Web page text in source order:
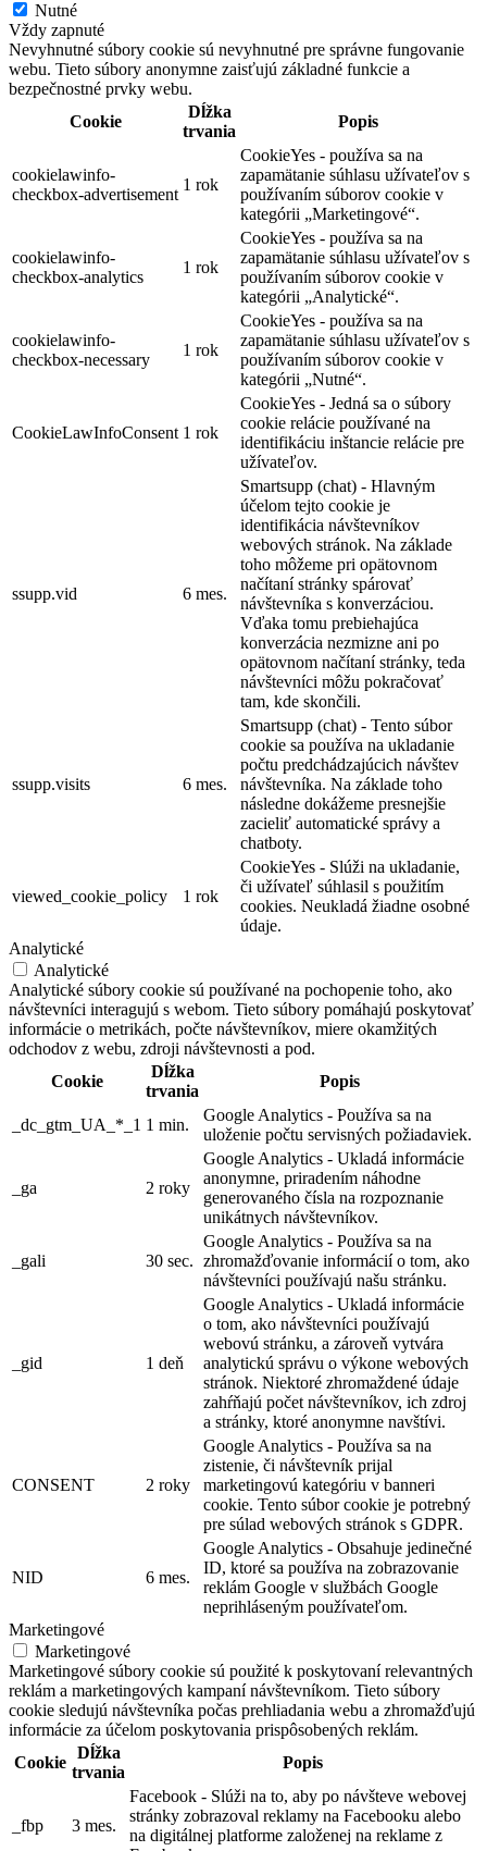
Nutné
Vždy zapnuté
Nevyhnutné súbory cookie sú nevyhnutné pre správne fungovanie
webu. Tieto súbory anonymne zaisťujú základné funkcie a
bezpečnostné prvky webu.
Cookie
Dĺžka
trvania
Popis
cookielawinfo-
checkbox-advertisement
1 rok
CookieYes - používa sa na
zapamätanie súhlasu užívateľov s
používaním súborov cookie v
kategórii „Marketingové“.
cookielawinfo-
checkbox-analytics
1 rok
CookieYes - používa sa na
zapamätanie súhlasu užívateľov s
používaním súborov cookie v
kategórii „Analytické“.
cookielawinfo-
checkbox-necessary
1 rok
CookieYes - používa sa na
zapamätanie súhlasu užívateľov s
používaním súborov cookie v
kategórii „Nutné“.
CookieLawInfoConsent 1 rok
CookieYes - Jedná sa o súbory
cookie relácie používané na
identifikáciu inštancie relácie pre
užívateľov.
ssupp.vid 6 mes.
Smartsupp (chat) - Hlavným
účelom tejto cookie je
identifikácia návštevníkov
webových stránok. Na základe
toho môžeme pri opätovnom
načítaní stránky spárovať
návštevníka s konverzáciou.
Vďaka tomu prebiehajúca
konverzácia nezmizne ani po
opätovnom načítaní stránky, teda
návštevníci môžu pokračovať
tam, kde skončili.
ssupp.visits 6 mes.
Smartsupp (chat) - Tento súbor
cookie sa používa na ukladanie
počtu predchádzajúcich návštev
návštevníka. Na základe toho
následne dokážeme presnejšie
zacieliť automatické správy a
chatboty.
viewed_cookie_policy 1 rok
CookieYes - Slúži na ukladanie,
či užívateľ súhlasil s použitím
cookies. Neukladá žiadne osobné
údaje.
Analytické
Analytické
Analytické súbory cookie sú používané na pochopenie toho, ako
návštevníci interagujú s webom. Tieto súbory pomáhajú poskytovať
informácie o metrikách, počte návštevníkov, miere okamžitých
odchodov z webu, zdroji návštevnosti a pod.
Cookie
Dĺžka
trvania
Popis
_dc_gtm_UA_*_1 1 min.
Google Analytics - Používa sa na
uloženie počtu servisných požiadaviek.
_ga 2 roky
Google Analytics - Ukladá informácie
anonymne, priradením náhodne
generovaného čísla na rozpoznanie
unikátnych návštevníkov.
_gali 30 sec.
Google Analytics - Používa sa na
zhromažďovanie informácií o tom, ako
návštevníci používajú našu stránku.
_gid 1 deň
Google Analytics - Ukladá informácie
o tom, ako návštevníci používajú
webovú stránku, a zároveň vytvára
analytickú správu o výkone webových
stránok. Niektoré zhromaždené údaje
zahŕňajú počet návštevníkov, ich zdroj
a stránky, ktoré anonymne navštívi.
CONSENT 2 roky
Google Analytics - Používa sa na
zistenie, či návštevník prijal
marketingovú kategóriu v banneri
cookie. Tento súbor cookie je potrebný
pre súlad webových stránok s GDPR.
NID 6 mes.
Google Analytics - Obsahuje jedinečné
ID, ktoré sa používa na zobrazovanie
reklám Google v službách Google
neprihláseným používateľom.
Marketingové
Marketingové
Marketingové súbory cookie sú použité k poskytovaní relevantných
reklám a marketingových kampaní návštevníkom. Tieto súbory
cookie sledujú návštevníka počas prehliadania webu a zhromažďujú
informácie za účelom poskytovania prispôsobených reklám.
Cookie
Dĺžka
trvania
Popis
_fbp 3 mes.
Facebook - Slúži na to, aby po návšteve webovej
stránky zobrazoval reklamy na Facebooku alebo
na digitálnej platforme založenej na reklame z